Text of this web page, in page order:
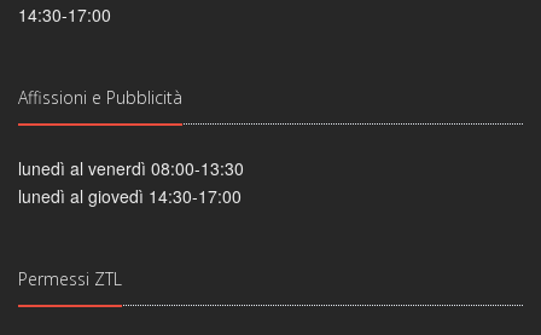
14:30-17:00
Affissioni e Pubblicità
lunedì al venerdì 08:00-13:30
lunedì al giovedì 14:30-17:00
Permessi ZTL